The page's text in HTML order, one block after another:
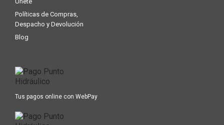
Políticas de Compras,
Despacho y Devolución
Blog
Tus pagos online con WebPay